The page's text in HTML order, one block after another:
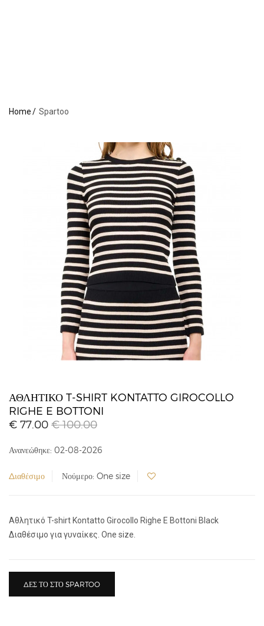
Home Spartoo
ΑΘΛΗΤΙΚΌ T-SHIRT KONTATTO GIROCOLLO
RIGHE E BOTTONI
€ 77.00 € 100.00
Ανανεώθηκε: 02-08-2026
Διαθέσιμο Νούμερο: One size
Αθλητικό T-shirt Kontatto Girocollo Righe E Bottoni Black
Διαθέσιμο για γυναίκες. One size.
ΔΕΣ ΤΟ ΣΤΟ SPARTOO